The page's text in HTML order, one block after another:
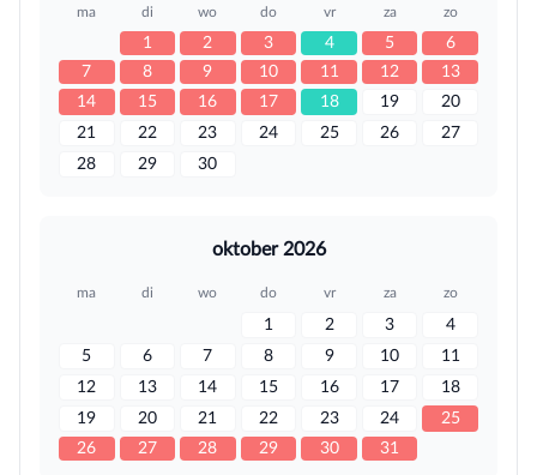
ma di wo do vr za zo
1 2 3 4 5
6
7
8 9 10 11 12
13
14
15 16 17 18 19
20
21
22 23 24 25 26
27
28
29 30
oktober 2026
ma di wo do vr za zo
1 2 3
4
5
6 7 8 9 10
11
12
13 14 15 16 17
18
19
20 21 22 23 24
25
26
27 28 29 30 31